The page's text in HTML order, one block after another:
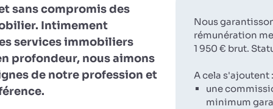
sans compromis des
Intimement
services immobiliers
profondeur, nous aimons
de notre profession et
Nous
rémunération
1 950 € brut.
A cela s'ajoutent :
une
minimum